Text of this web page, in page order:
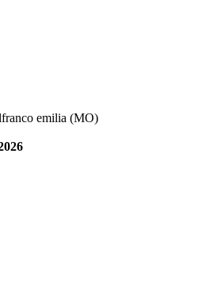
emilia (MO)